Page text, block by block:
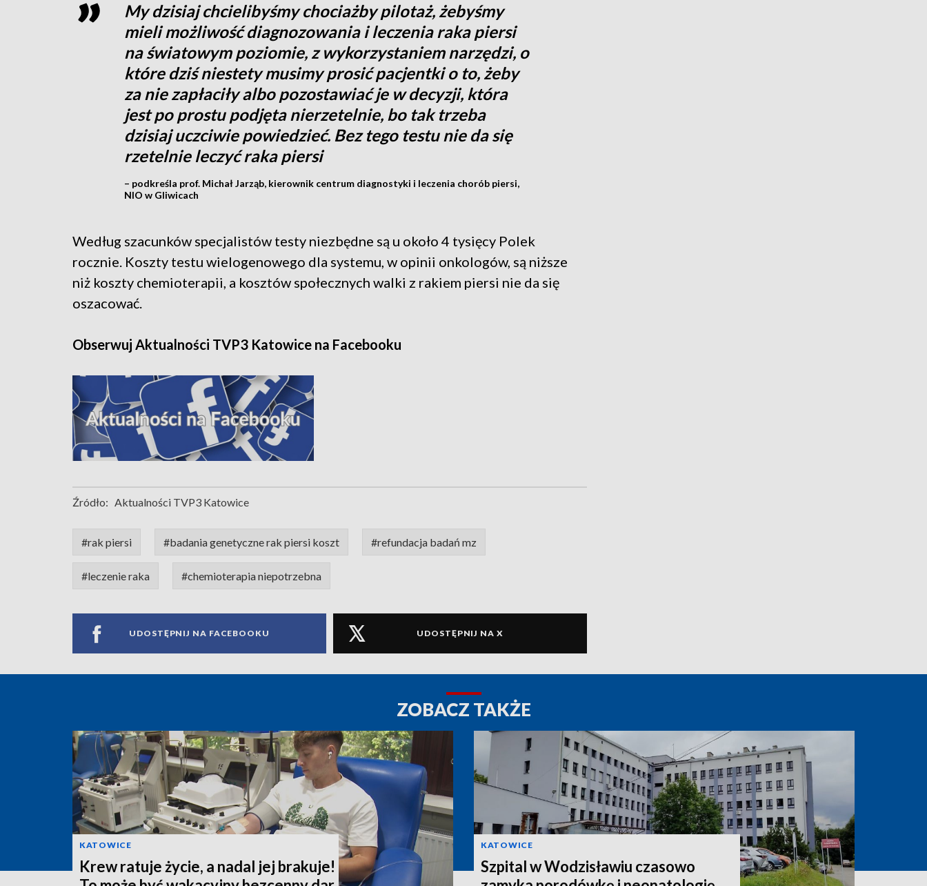
My dzisiaj chcielibyśmy chociażby pilotaż, żebyśmy
mieli możliwość diagnozowania i leczenia raka piersi
na światowym poziomie, z wykorzystaniem narzędzi, o
które dziś niestety musimy prosić pacjentki o to, żeby
za nie zapłaciły albo pozostawiać je w decyzji, która
jest po prostu podjęta nierzetelnie, bo tak trzeba
dzisiaj uczciwie powiedzieć. Bez tego testu nie da się
rzetelnie leczyć raka piersi
– podkreśla prof. Michał Jarząb, kierownik centrum diagnostyki i leczenia chorób piersi,
NIO w Gliwicach
Według szacunków specjalistów testy niezbędne są u około 4 tysięcy Polek
rocznie. Koszty testu wielogenowego dla systemu, w opinii onkologów, są niższe
niż koszty chemioterapii, a kosztów społecznych walki z rakiem piersi nie da się
oszacować.
Obserwuj Aktualności TVP3 Katowice na Facebooku
Źródło: Aktualności TVP3 Katowice
#rak piersi #badania genetyczne rak piersi koszt #refundacja badań mz
#leczenie raka #chemioterapia niepotrzebna
UDOSTĘPNIJ NA FACEBOOKU UDOSTĘPNIJ NA X
ZOBACZ TAKŻE
KATOWICE
Krew ratuje życie, a nadal jej brakuje!
KATOWICE
Szpital w Wodzisławiu czasowo